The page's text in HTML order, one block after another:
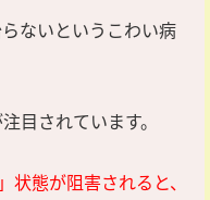
ないというこわい病
目されています。
態が阻害されると、